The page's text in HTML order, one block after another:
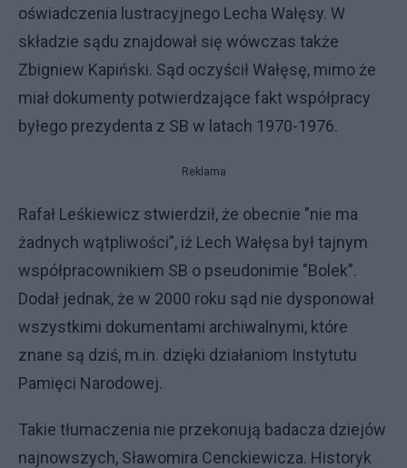
oświadczenia lustracyjnego Lecha Wałęsy. W
składzie sądu znajdował się wówczas także
Zbigniew Kapiński. Sąd oczyścił Wałęsę, mimo że
miał dokumenty potwierdzające fakt współpracy
byłego prezydenta z SB w latach 1970-1976.
Reklama
Rafał Leśkiewicz stwierdził, że obecnie "nie ma
żadnych wątpliwości”, iż Lech Wałęsa był tajnym
współpracownikiem SB o pseudonimie "Bolek”.
Dodał jednak, że w 2000 roku sąd nie dysponował
wszystkimi dokumentami archiwalnymi, które
znane są dziś, m.in. dzięki działaniom Instytutu
Pamięci Narodowej.
Takie tłumaczenia nie przekonują badacza dziejów
najnowszych, Sławomira Cenckiewicza. Historyk